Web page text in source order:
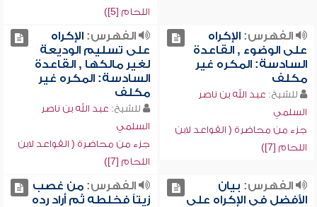
اللحام [5])
الفهرس:الإكراه
على الوضوء , القاعدة
السادسة: المكره غير
مكلف
للشيخ: عبد الله بن ناصر
السلمي
جزء من محاضرة ( القواعد لابن
اللحام [7])
الفهرس:الإكراه
على تسليم الوديعة
لغير مالكها , القاعدة
السادسة: المكره غير
مكلف
للشيخ: عبد الله بن ناصر
السلمي
جزء من محاضرة ( القواعد لابن
اللحام [7])
الفهرس: بيان
الأفضل في الإكراه على
الفهرس:من غصب
زيتاً فخلطه ثم أراد رده